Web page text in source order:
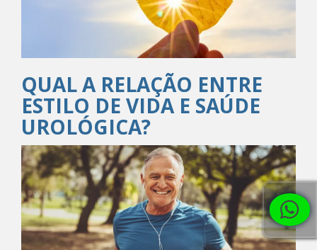
QUAL A RELAÇÃO ENTRE
ESTILO DE VIDA E SAÚDE
UROLÓGICA?